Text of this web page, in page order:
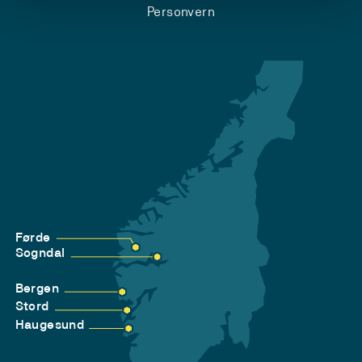
Personvern
Førde
Sogndal
Bergen
Stord
Haugesund